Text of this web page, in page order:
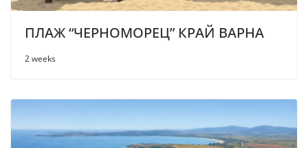
ПЛАЖ “ЧЕРНОМОРЕЦ” КРАЙ ВАРНА
2 weeks